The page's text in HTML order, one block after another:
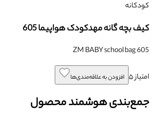
کودکانه
کیف بچه گانه مهدکودک هواپیما 605
ZM BABY school bag 605
امتیاز۵ افزودن به علاقه‌مندی‌ها
جمع‌بندی هوشمند محصول